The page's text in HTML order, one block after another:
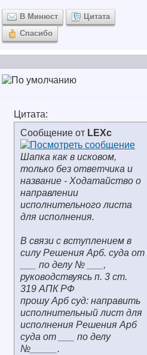
В Минюст
Цитата
Спасибо
Цитата:
Сообщение от LEXc
Шапка как в исковом,
только без ответчика и
название - Ходатайство о
направлении
исполнительного листа
для исполнения.
В связи с вступлением в
силу Решения Арб. суда от
___ по делу № ___,
руководствуясь п. 3 ст.
319 АПК РФ
прошу Арб суд: направить
исполнительный лист для
исполнения Решения Арб
суда от ___ по делу
№_____.